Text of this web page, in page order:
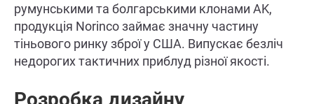
румунськими та болгарськими клонами AK,
продукція Norinco займає значну частину
тіньового ринку зброї у США. Випускає безліч
недорогих тактичних приблуд різної якості.
Розробка дизайну